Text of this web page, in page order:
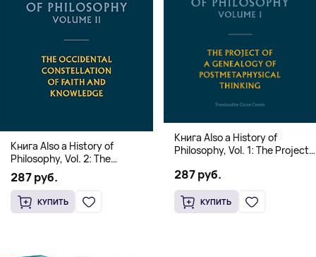
Книга Also a History of
Philosophy, Vol. 2: The
Occidental Constellation of
Faith and Knowledge
(Твердый переплет)
287 руб.
КУПИТЬ
Книга Also a History of
Philosophy, Vol. 1: The Project
Postmetaphysical Thinking
(Твердый переплет)
287 руб.
КУПИТЬ